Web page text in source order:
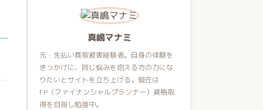
真嶋マナミ
元・先払い買取被害経験者。自身の体験を
きっかけに、同じ悩みを抱える方の力にな
りたいとサイトを立ち上げる。現在は
FP（ファイナンシャルプランナー）資格取
得を目指し勉強中。